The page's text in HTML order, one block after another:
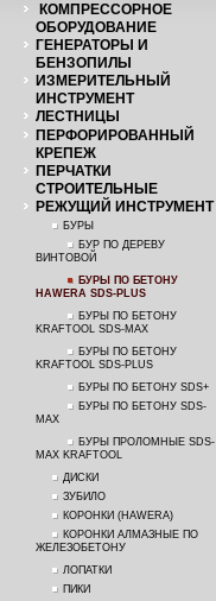
КОМПРЕССОРНОЕ
ОБОРУДОВАНИЕ
ГЕНЕРАТОРЫ И
БЕНЗОПИЛЫ
ИЗМЕРИТЕЛЬНЫЙ
ИНСТРУМЕНТ
ЛЕСТНИЦЫ
ПЕРФОРИРОВАННЫЙ
КРЕПЕЖ
ПЕРЧАТКИ
СТРОИТЕЛЬНЫЕ
РЕЖУЩИЙ ИНСТРУМЕНТ
БУРЫ
БУР ПО ДЕРЕВУ
ВИНТОВОЙ
БУРЫ ПО БЕТОНУ
HAWERA SDS-PLUS
БУРЫ ПО БЕТОНУ
KRAFTOOL SDS-MAX
БУРЫ ПО БЕТОНУ
KRAFTOOL SDS-PLUS
БУРЫ ПО БЕТОНУ SDS+
БУРЫ ПО БЕТОНУ SDS-
MAX
БУРЫ ПРОЛОМНЫЕ SDS-
MAX KRAFTOOL
ДИСКИ
ЗУБИЛО
КОРОНКИ (HAWERA)
КОРОНКИ АЛМАЗНЫЕ ПО
ЖЕЛЕЗОБЕТОНУ
ЛОПАТКИ
ПИКИ